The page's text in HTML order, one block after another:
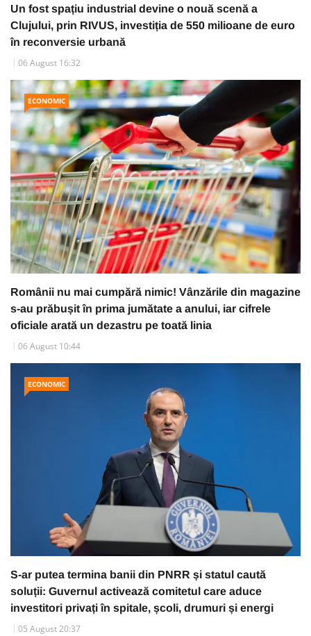
Un fost spațiu industrial devine o nouă scenă a
Clujului, prin RIVUS, investiția de 550 milioane de euro
în reconversie urbană
06 August 16:32
ECONOMIC
Românii nu mai cumpără nimic! Vânzările din magazine
s-au prăbușit în prima jumătate a anului, iar cifrele
oficiale arată un dezastru pe toată linia
06 August 10:44
ECONOMIC
S-ar putea termina banii din PNRR și statul caută
soluții: Guvernul activează comitetul care aduce
investitori privați în spitale, școli, drumuri și energi
05 August 20:37